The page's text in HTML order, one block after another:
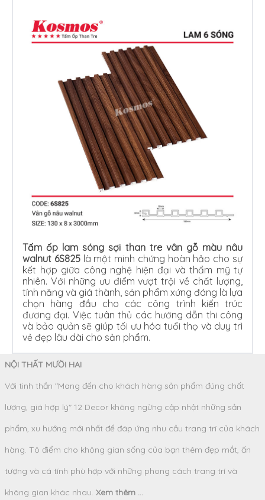
Tấm ốp lam sóng sợi than tre vân gỗ màu nâu
walnut 6S825là một minh chứng hoàn hảo cho sự
kết hợp giữa công nghệ hiện đại và thẩm mỹ tự
nhiên. Với những ưu điểm vượt trội về chất lượng,
tính năng và giá thành, sản phẩm xứng đáng là lựa
chọn hàng đầu cho các công trình kiến trúc
đương đại. Việc tuân thủ các hướng dẫn thi công
và bảo quản sẽ giúp tối ưu hóa tuổi thọ và duy trì
vẻ đẹp lâu dài cho sản phẩm.
NỘI THẤT MƯỜI HAI
Với tinh thần "Mang đến cho khách hàng sản phẩm đúng chất
lượng, giá hợp lý" 12 Decor không ngừng cập nhật những sản
phẩm, xu hướng mới nhất để đáp ứng nhu cầu trang trí của khách
hàng. Tô điểm cho không gian sống của bạn thêm đẹp mắt, ấn
tượng và cá tính phù hợp với những phong cách trang trí và
không gian khác nhau. Xem thêm ...